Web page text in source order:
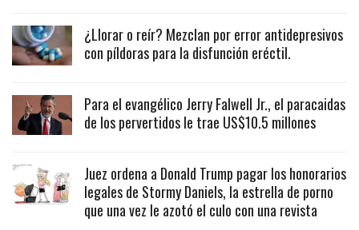
¿Llorar o reír? Mezclan por error antidepresivos
con píldoras para la disfunción eréctil.
Para el evangélico Jerry Falwell Jr., el paracaidas
de los pervertidos le trae US$10.5 millones
Juez ordena a Donald Trump pagar los honorarios
legales de Stormy Daniels, la estrella de porno
que una vez le azotó el culo con una revista